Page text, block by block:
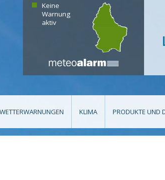
Keine
Warnung
aktiv
WETTERWARNUNGEN KLIMA PRODUKTE UND